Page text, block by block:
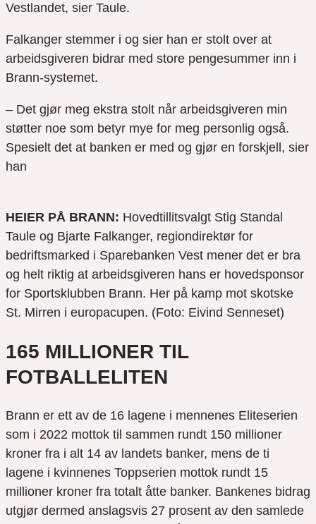
Vestlandet, sier Taule.
Falkanger stemmer i og sier han er stolt over at
arbeidsgiveren bidrar med store pengesummer inn i
Brann-systemet.
– Det gjør meg ekstra stolt når arbeidsgiveren min
støtter noe som betyr mye for meg personlig også.
Spesielt det at banken er med og gjør en forskjell, sier
han
HEIER PÅ BRANN: Hovedtillitsvalgt Stig Standal
Taule og Bjarte Falkanger, regiondirektør for
bedriftsmarked i Sparebanken Vest mener det er bra
og helt riktig at arbeidsgiveren hans er hovedsponsor
for Sportsklubben Brann. Her på kamp mot skotske
St. Mirren i europacupen. (Foto: Eivind Senneset)
165 MILLIONER TIL
FOTBALLELITEN
Brann er ett av de 16 lagene i mennenes Eliteserien
som i 2022 mottok til sammen rundt 150 millioner
kroner fra i alt 14 av landets banker, mens de ti
lagene i kvinnenes Toppserien mottok rundt 15
millioner kroner fra totalt åtte banker. Bankenes bidrag
utgjør dermed anslagsvis 27 prosent av den samlede